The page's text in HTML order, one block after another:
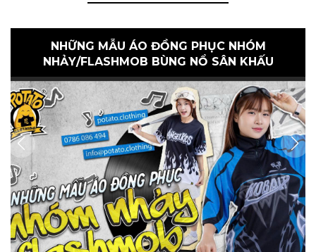
NHỮNG MẪU ÁO ĐỒNG PHỤC NHÓM
NHẢY/FLASHMOB BÙNG NỔ SÂN KHẤU